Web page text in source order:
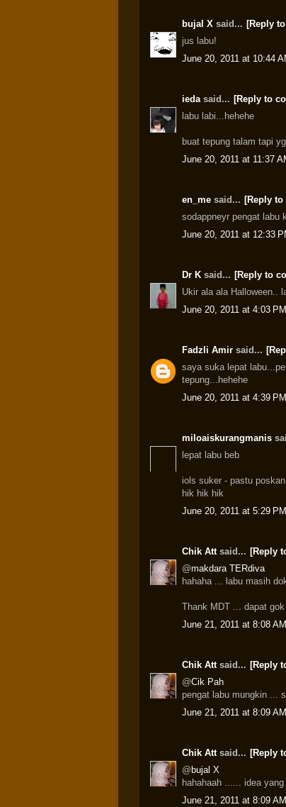
bujal X said... [Reply
jus labu!
June 20, 2011 at 10:44
ieda said... [Reply to
labu labi...hehehe
buat tepung talam tapi
June 20, 2011 at 11:37
en_me said... [Reply to
sodappneyr pengat labu
June 20, 2011 at 12:33
Dr K said... [Reply to
Ukir ala ala Halloween..
June 20, 2011 at 4:03 PM
Fadzli Amir said...
saya suka lepat
tepung...hehehe
June 20, 2011 at 4:39 PM
miloaiskurangmanis
lepat labu beb
iols suker - pastu
hik hik hik
June 20, 2011 at 5:29 PM
Chik Att said... [Reply
@makdara TERdiva
hahaha ... labu masih
Thank MDT ... dapat
June 21, 2011 at 8:08 AM
Chik Att said... [Reply
@Cik Pah
pengat labu mungkin ...
June 21, 2011 at 8:09 AM
Chik Att said... [Reply
@ bujal X
hahahaah ...... idea
June 21, 2011 at 8:09 AM